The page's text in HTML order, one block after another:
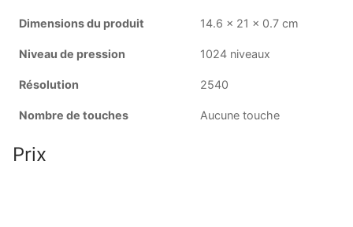
Dimensions du produit 14.6 x 21 x 0.7 cm
Niveau de pression 1024 niveaux
Résolution 2540
Nombre de touches Aucune touche
Prix